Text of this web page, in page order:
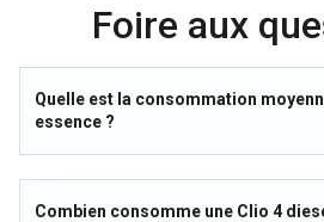
Foire aux
Quelle est la consommation
essence ?
Combien consomme une Clio 4